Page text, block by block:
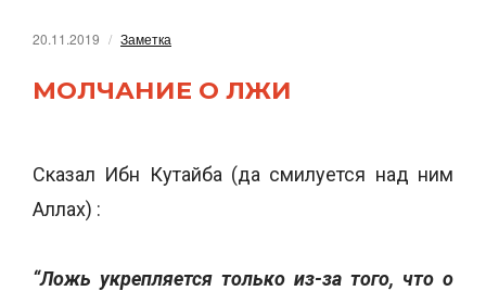
20.11.2019 Заметка
МОЛЧАНИЕ О ЛЖИ
Сказал Ибн Кутайба (да смилуется над ним
Аллах) :
“Ложь укрепляется только из-за того, что о